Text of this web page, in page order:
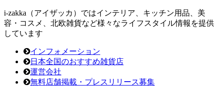
i-zakka（アイザッカ）ではインテリア、キッチン用品、美
容・コスメ、北欧雑貨など様々なライフスタイル情報を提供
しています
インフォメーション
日本全国のおすすめ雑貨店
運営会社
無料店舗掲載・プレスリリース募集